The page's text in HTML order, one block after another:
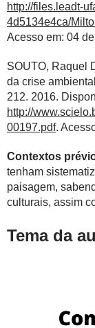
http://files.leadt-
4d5134e4ca/
Acesso em: 04
SOUTO, Raquel
da crise
212. 2016.
http://
00197.pdf.
Contextos
tenham
paisagem,
culturais, assim
Tema da